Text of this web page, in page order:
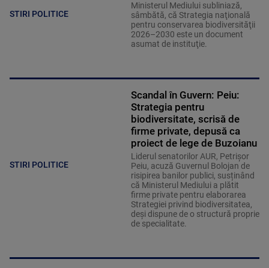
STIRI POLITICE
Ministerul Mediului subliniază,
sâmbătă, că Strategia naţională
pentru conservarea biodiversităţii
2026–2030 este un document
asumat de instituţie.
STIRI POLITICE
Scandal în Guvern: Peiu:
Strategia pentru
biodiversitate, scrisă de
firme private, depusă ca
proiect de lege de Buzoianu
Liderul senatorilor AUR, Petrișor
Peiu, acuză Guvernul Bolojan de
risipirea banilor publici, susținând
că Ministerul Mediului a plătit
firme private pentru elaborarea
Strategiei privind biodiversitatea,
deși dispune de o structură proprie
de specialitate.